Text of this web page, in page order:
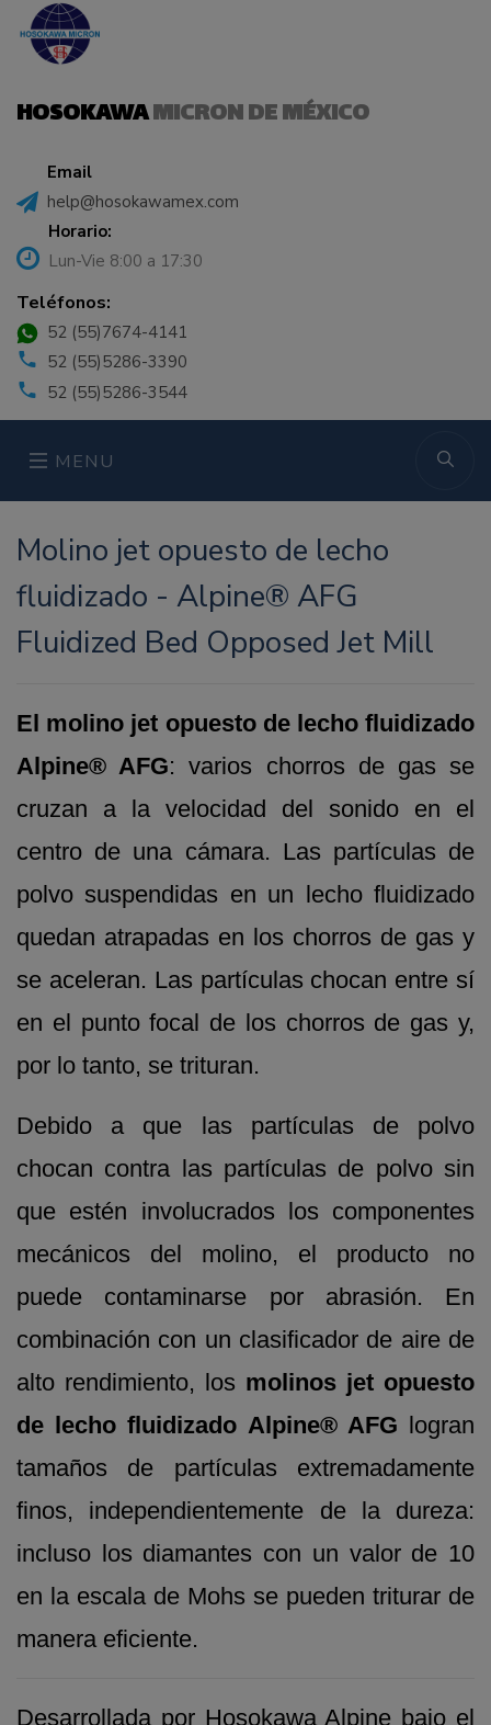
HOSOKAWAMICRON DE MÉXICO
Email
help@hosokawamex.com
Horario:
Lun-Vie 8:00 a 17:30
Teléfonos:
52 (55)7674-4141
52 (55)5286-3390
52 (55)5286-3544
MENU
Molino jet opuesto de lecho
fluidizado - Alpine® AFG
Fluidized Bed Opposed Jet Mill
El molino jet opuesto de lecho fluidizado
Alpine® AFG: varios chorros de gas se
cruzan a la velocidad del sonido en el
centro de una cámara. Las partículas de
polvo suspendidas en un lecho fluidizado
quedan atrapadas en los chorros de gas y
se aceleran. Las partículas chocan entre sí
en el punto focal de los chorros de gas y,
por lo tanto, se trituran.
Debido a que las partículas de polvo
chocan contra las partículas de polvo sin
que estén involucrados los componentes
mecánicos del molino, el producto no
puede contaminarse por abrasión. En
combinación con un clasificador de aire de
alto rendimiento, los molinos jet opuesto
de lecho fluidizado Alpine® AFG logran
tamaños de partículas extremadamente
finos, independientemente de la dureza:
incluso los diamantes con un valor de 10
en la escala de Mohs se pueden triturar de
manera eficiente.
Desarrollada por Hosokawa Alpine bajo el